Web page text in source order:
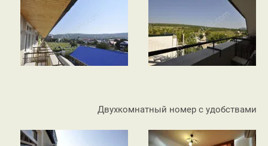
Двухкомнатный номер с удобствами